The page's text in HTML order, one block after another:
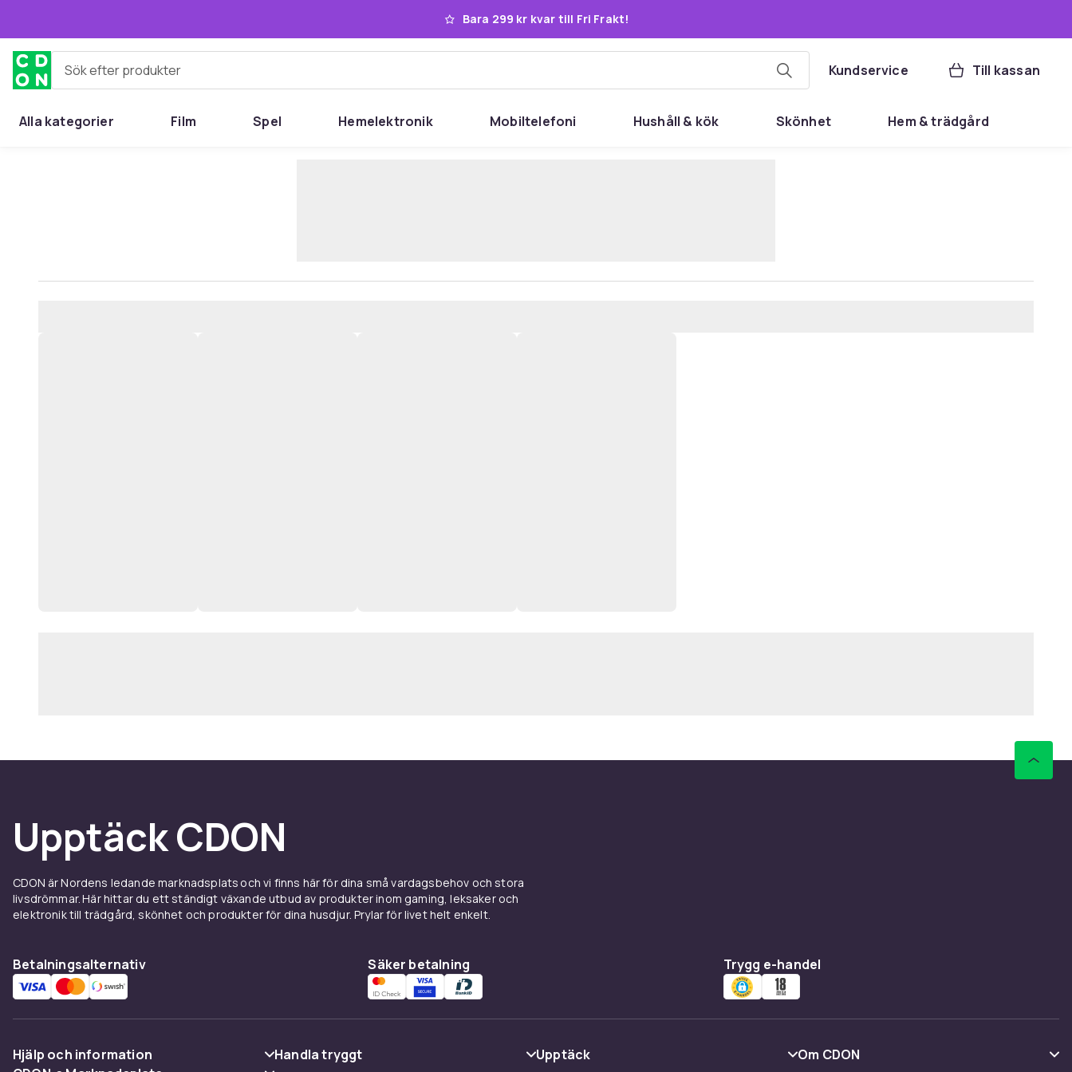
Bara 299 kr kvar till Fri Frakt!
Sök efter produkter Kundservice Till kassan
Alla kategorier Film Spel Hemelektronik Mobiltelefoni Hushåll & kök Skönhet Hem & trädgård
Upptäck CDON
CDON är Nordens ledande marknadsplats och vi finns här för dina små vardagsbehov och stora
livsdrömmar. Här hittar du ett ständigt växande utbud av produkter inom gaming, leksaker och
elektronik till trädgård, skönhet och produkter för dina husdjur. Prylar för livet helt enkelt.
Betalningsalternativ Säker betalning Trygg e-handel
Hjälp och information
Handla tryggt
Upptäck
Om CDON